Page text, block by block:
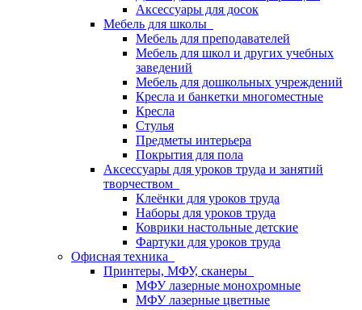
Аксессуары для досок
Мебель для школы
Мебель для преподавателей
Мебель для школ и других учебных
заведений
Мебель для дошкольных учреждений
Кресла и банкетки многоместные
Кресла
Стулья
Предметы интерьера
Покрытия для пола
Аксессуары для уроков труда и занятий
творчеством
Клеёнки для уроков труда
Наборы для уроков труда
Коврики настольные детские
Фартуки для уроков труда
Офисная техника
Принтеры, МФУ, сканеры
МФУ лазерные монохромные
МФУ лазерные цветные